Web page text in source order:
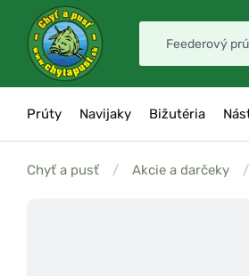
Prúty Navijaky Bižutéria
Chyť a pusť / Akcie a darčeky /